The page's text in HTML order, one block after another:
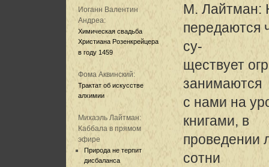
Иоганн Валентин
Андреа:
Химическая свадьба
Христиана Розенкрейцера
в году 1459
Фома Аквинский:
Трактат об искусстве
алхимии
Михаэль Лайтман:
Каббала в прямом
эфире
Природа не терпит
дисбаланса
М. Лайтман:
передаются
су-
ществует
занимаются
с нами на
книгами, в
проведении
сотни